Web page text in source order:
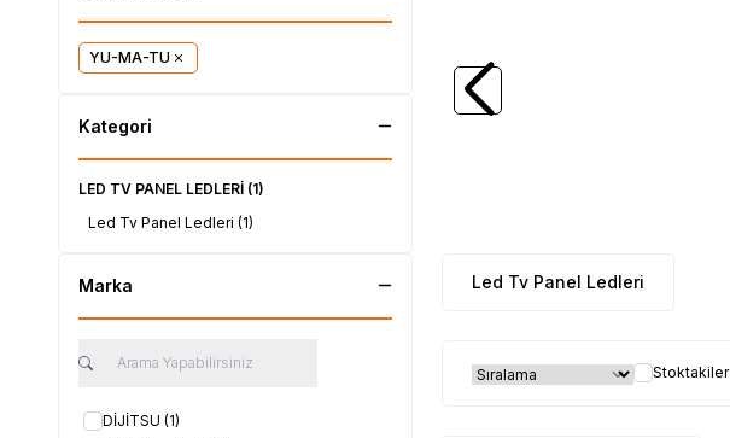
YU-MA-TU
Kategori
LED TV PANEL LEDLERİ (1)
Led Tv Panel Ledleri (1)
Marka
DİJİTSU (1)
SAMSUNG
SAMSUNG UE48J5270SS, CY-
JJ048BGEV5V
Led Tv Panel Ledleri
Stoktakiler